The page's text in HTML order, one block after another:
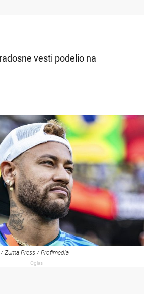
vesti podelio na
Zuma Press / Profimedia
Oglas